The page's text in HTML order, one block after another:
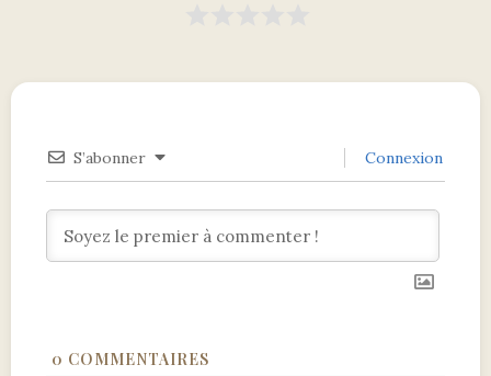
S’abonner Connexion
0 COMMENTAIRES